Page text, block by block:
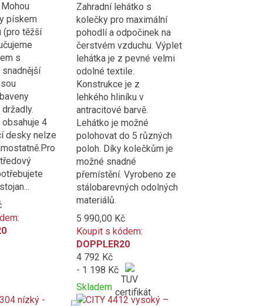
pískem
(pro těžší
s
obsahuje 4
desky nelze
TUV
certifikát
Zahradní lehátko s
kolečky pro maximální
pohodlí a odpočinek na
čerstvém vzduchu. Výplet
lehátka je z pevné velmi
odolné textile.
Konstrukce je z
lehkého hliníku v
antracitové barvě.
Lehátko je možné
polohovat do 5 různých
poloh. Díky kolečkům je
možné snadné
přemístění. Vyrobeno ze
stálobarevných odolných
materiálů.
5 990,00 Kč
Koupit s kódem:
DOPPLER20
4 792 Kč
- 1 198 Kč
Skladem
Přidat
Product